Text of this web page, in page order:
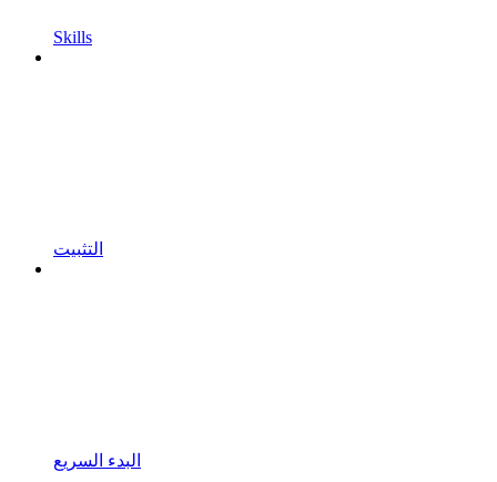
Skills
التثبيت
البدء السريع